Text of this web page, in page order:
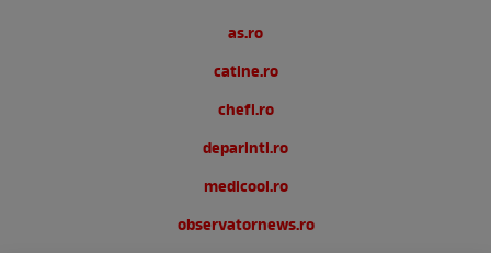
as.ro
catine.ro
chefi.ro
deparinti.ro
medicool.ro
observatornews.ro